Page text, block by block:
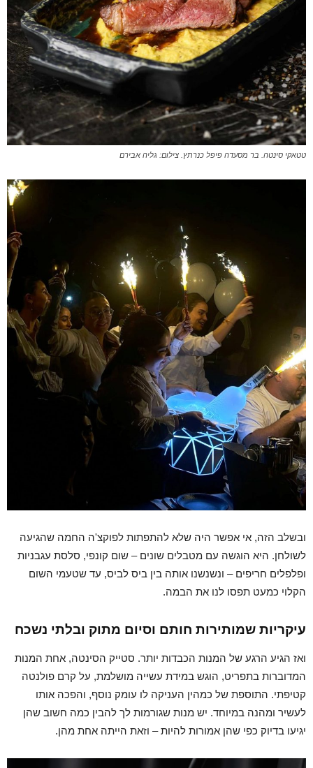
טטאקי סינטה. בר מסעדה פיפל כנרתץ. צילום: גליה אבירם
ובשלב הזה, אי אפשר היה שלא להתפתות לפוקצ'ה החמה שהגיעה
לשולחן. היא הוגשה עם מטבלים שונים – שום קונפי, סלסת עגבניות
ופלפלים חריפים – ונשנשנו אותה בין ביס לביס, עד שטעמי השום
הקלוי כמעט תפסו לנו את הבמה.
עיקריות שמותירות חותם וסיום מתוק ובלתי נשכח
ואז הגיע הרגע של המנות הכבדות יותר. סטייק הסינטה, אחת המנות
המדוברות בתפריט, הוגש במידת עשייה מושלמת, על קרם פולנטה
קטיפתי. התוספת של כמהין העניקה לו עומק נוסף, והפכה אותו
לעשיר ומהנה במיוחד. יש מנות שגורמות לך להבין כמה חשוב שהן
יגיעו בדיוק כפי שהן אמורות להיות – וזאת הייתה אחת מהן.